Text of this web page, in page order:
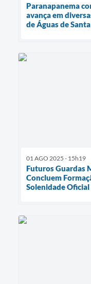
Paranapanema
avança em
de Águas de
01 AGO 2025 - 15h19
Futuros Guardas
Concluem
Solenidade Oficial